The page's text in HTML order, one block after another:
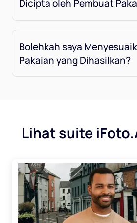
Dicipta oleh Pembuat
Bolehkah saya
Pakaian yang Dihasilkan?
Lihat suite